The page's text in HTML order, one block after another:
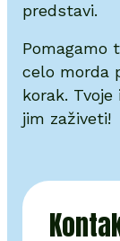
predstavi.
Pomagamo
celo morda
korak.
jim zaživeti!